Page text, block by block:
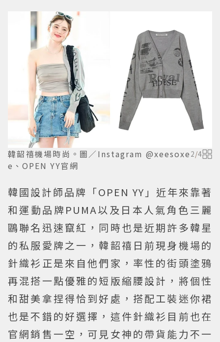
韓韶禧機場時尚。圖／Instagram @xeesoxe
e、OPEN YY官網
2/4
韓國設計師品牌「OPEN YY」近年來靠著
和運動品牌PUMA以及日本人氣角色三麗
鷗聯名迅速竄紅，同時也是近期許多韓星
的私服愛牌之一，韓韶禧日前現身機場的
針織衫正是來自他們家，率性的街頭塗鴉
再混搭一點優雅的短版縮腰設計，將個性
和甜美拿捏得恰到好處，搭配工裝迷你裙
也是不錯的好選擇，這件針織衫目前也在
官網銷售一空，可見女神的帶貨能力不一